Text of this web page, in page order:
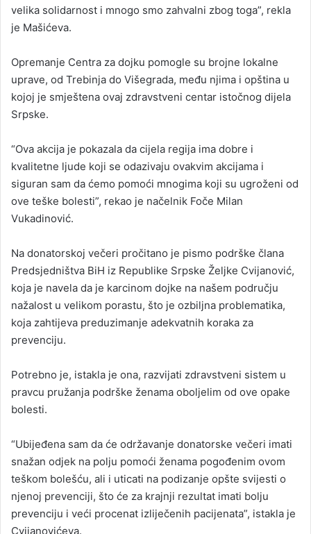
velika solidarnost i mnogo smo zahvalni zbog toga”, rekla
je Mašićeva.
Opremanje Centra za dojku pomogle su brojne lokalne
uprave, od Trebinja do Višegrada, među njima i opština u
kojoj je smještena ovaj zdravstveni centar istočnog dijela
Srpske.
“Ova akcija je pokazala da cijela regija ima dobre i
kvalitetne ljude koji se odazivaju ovakvim akcijama i
siguran sam da ćemo pomoći mnogima koji su ugroženi od
ove teške bolesti”, rekao je načelnik Foče Milan
Vukadinović.
Na donatorskoj večeri pročitano je pismo podrške člana
Predsjedništva BiH iz Republike Srpske Željke Cvijanović,
koja je navela da je karcinom dojke na našem području
nažalost u velikom porastu, što je ozbiljna problematika,
koja zahtijeva preduzimanje adekvatnih koraka za
prevenciju.
Potrebno je, istakla je ona, razvijati zdravstveni sistem u
pravcu pružanja podrške ženama oboljelim od ove opake
bolesti.
“Ubijeđena sam da će održavanje donatorske večeri imati
snažan odjek na polju pomoći ženama pogođenim ovom
teškom bolešću, ali i uticati na podizanje opšte svijesti o
njenoj prevenciji, što će za krajnji rezultat imati bolju
prevenciju i veći procenat izliječenih pacijenata”, istakla je
Cvijanovićeva.